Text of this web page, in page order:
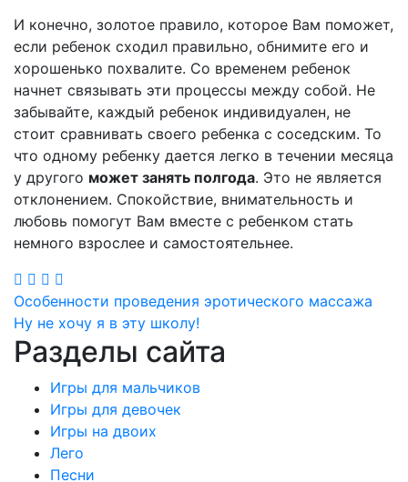
И конечно, золотое правило, которое Вам поможет,
если ребенок сходил правильно, обнимите его и
хорошенько похвалите. Со временем ребенок
начнет связывать эти процессы между собой. Не
забывайте, каждый ребенок индивидуален, не
стоит сравнивать своего ребенка с соседским. То
что одному ребенку дается легко в течении месяца
у другого может занять полгода. Это не является
отклонением. Спокойствие, внимательность и
любовь помогут Вам вместе с ребенком стать
немного взрослее и самостоятельнее.
Навигация
по
записям
Особенности проведения эротического массажа
Ну не хочу я в эту школу!
Разделы сайта
Игры для мальчиков
Игры для девочек
Игры на двоих
Лего
Песни